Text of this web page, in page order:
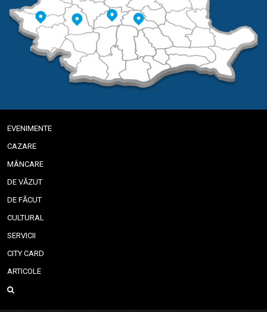
EVENIMENTE
CAZARE
MÂNCARE
DE VĂZUT
DE FĂCUT
CULTURAL
SERVICII
CITY CARD
ARTICOLE